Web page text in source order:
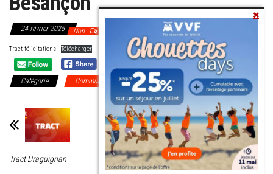
24 février 2025 Non
Tract félicitations Télécharger
Catégorie Communiqués Régionaux DI Dijon
Tract Draguignan Tract MA Auxerre